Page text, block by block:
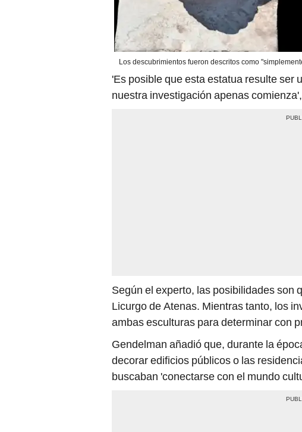
Los descubrimientos fueron descritos como
'Es posible que esta estatua resulte ser
nuestra investigación apenas
Según el experto, las posibilidades son
Licurgo de Atenas. Mientras tanto, los
ambas esculturas para determinar con
Gendelman añadió que, durante la
decorar edificios públicos o las
buscaban 'conectarse con el mundo